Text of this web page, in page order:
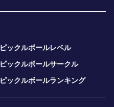
ピックルボールレベル
ピックルボールサークル
ピックルボールランキング